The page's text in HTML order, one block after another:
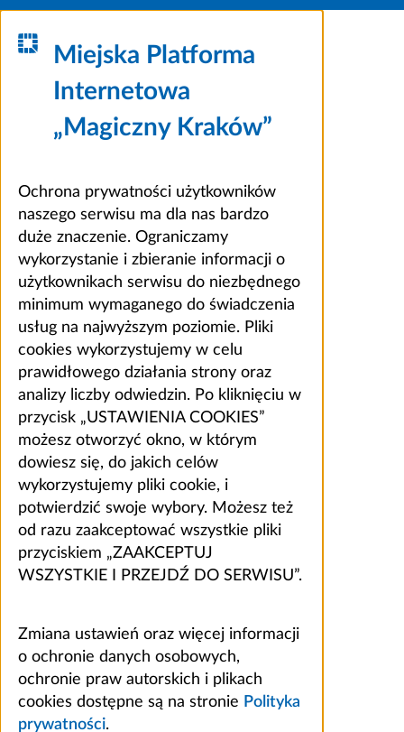
Miejska Platforma
Internetowa
„Magiczny Kraków”
Ochrona prywatności użytkowników
naszego serwisu ma dla nas bardzo
duże znaczenie. Ograniczamy
wykorzystanie i zbieranie informacji o
użytkownikach serwisu do niezbędnego
minimum wymaganego do świadczenia
usług na najwyższym poziomie. Pliki
cookies wykorzystujemy w celu
prawidłowego działania strony oraz
analizy liczby odwiedzin. Po kliknięciu w
przycisk „USTAWIENIA COOKIES”
możesz otworzyć okno, w którym
dowiesz się, do jakich celów
wykorzystujemy pliki cookie, i
potwierdzić swoje wybory. Możesz też
od razu zaakceptować wszystkie pliki
przyciskiem „ZAAKCEPTUJ
WSZYSTKIE I PRZEJDŹ DO SERWISU”.
Zmiana ustawień oraz więcej informacji
o ochronie danych osobowych,
ochronie praw autorskich i plikach
cookies dostępne są na stronie Polityka
prywatności.